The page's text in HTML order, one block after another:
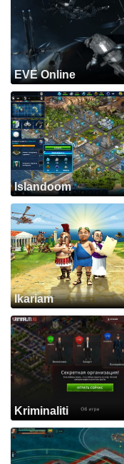
EVE Online
Islandoom
Ikariam
Kriminaliti